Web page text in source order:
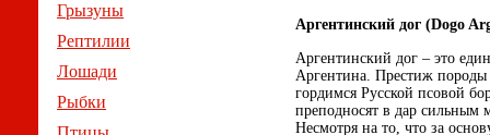
Грызуны
Рептилии
Лошади
Рыбки
Аргентинский дог (Dogo
Аргентинский дог – это
Аргентина. Престиж породы
гордимся Русской псовой
преподносят в дар сильным
Несмотря на то, что за